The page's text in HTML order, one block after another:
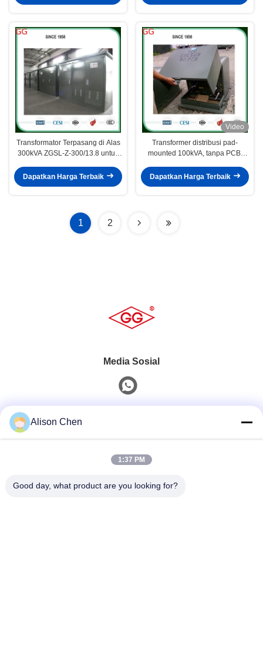
Transformator Terpasang di Alas
300kVA ZGSL-Z-300/13.8 untuk
Dapatkan Harga Terbaik
Video
Transformer distribusi pad-
mounted 100kVA, tanpa PCB,
Dapatkan Harga Terbaik
1 2
Media Sosial
0086-20-82505003
Alison Chen
1:37 PM
Good day, what product are you looking for?